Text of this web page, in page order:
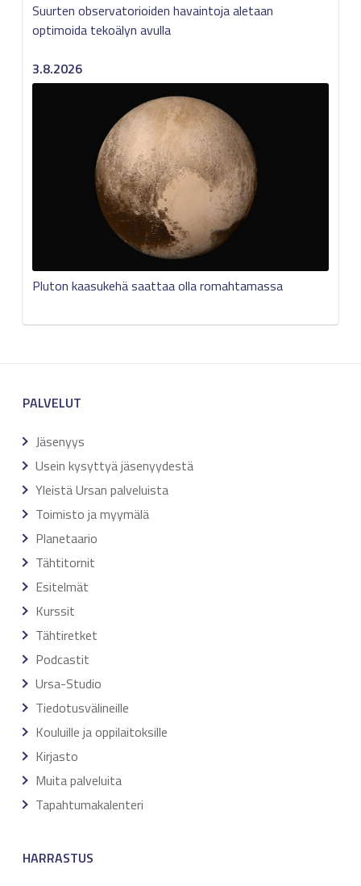
Suurten observatorioiden havaintoja aletaan
optimoida tekoälyn avulla
3.8.2026
Pluton kaasukehä saattaa olla romahtamassa
PALVELUT
Jäsenyys
Usein kysyttyä jäsenyydestä
Yleistä Ursan palveluista
Toimisto ja myymälä
Planetaario
Tähtitornit
Esitelmät
Kurssit
Tähtiretket
Podcastit
Ursa-Studio
Tiedotusvälineille
Kouluille ja oppilaitoksille
Kirjasto
Muita palveluita
Tapahtumakalenteri
HARRASTUS